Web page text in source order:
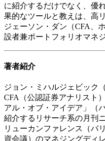
に紹介するだけでなく、優
果的なツールと教えは、
ジェーソン・ダン（CFA、
設者兼ポートフォリオマネジ
著者紹介
ジョン・ミハルジェビック（
CFA（公認証券アナリスト
アル・オブ・アイデア」（
紹介するリサーチ系の月刊
リューカンファレンス（バ
資会議）のマネジングディ